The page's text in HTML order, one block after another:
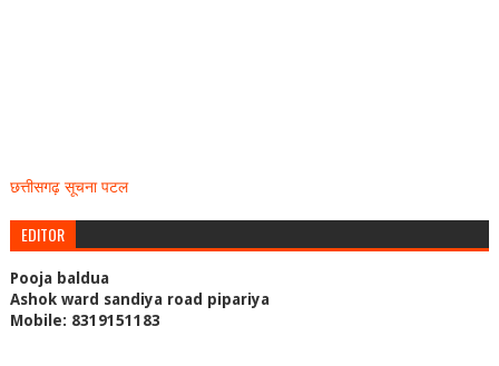
छत्तीसगढ़ सूचना पटल
EDITOR
Pooja baldua
Ashok ward sandiya road pipariya
Mobile: 8319151183